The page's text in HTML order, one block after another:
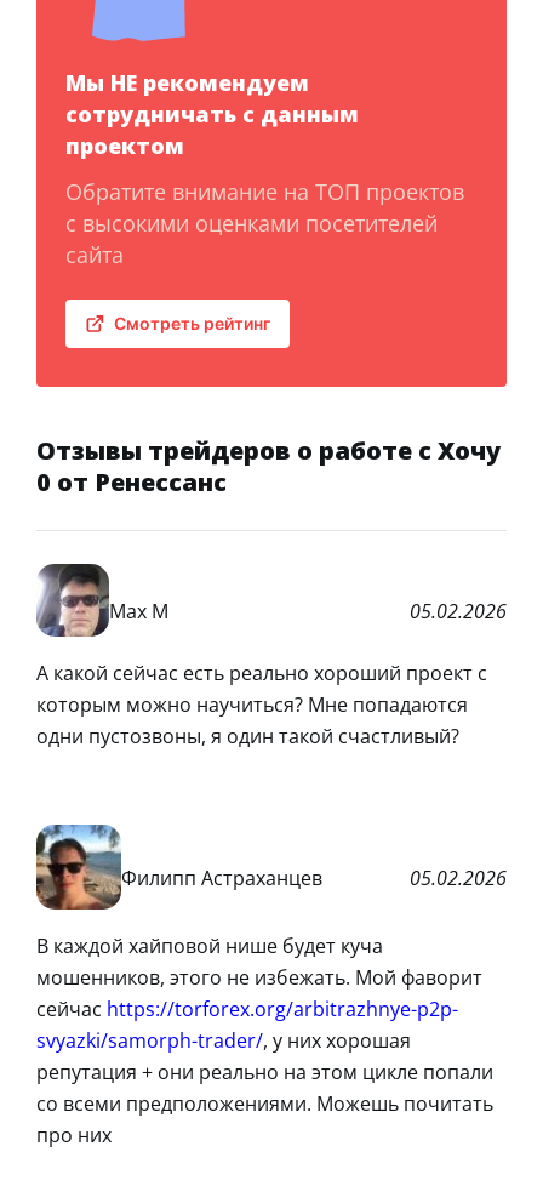
Мы НЕ рекомендуем
сотрудничать с данным
проектом
Обратите внимание на ТОП проектов
с высокими оценками посетителей
сайта
Смотреть рейтинг
Отзывы трейдеров о работе с Хочу
0 от Ренессанс
Max M 05.02.2026
А какой сейчас есть реально хороший проект с
которым можно научиться? Мне попадаются
одни пустозвоны, я один такой счастливый?
Филипп Астраханцев 05.02.2026
В каждой хайповой нише будет куча
мошенников, этого не избежать. Мой фаворит
сейчас https://torforex.org/arbitrazhnye-p2p-
svyazki/samorph-trader/, у них хорошая
репутация + они реально на этом цикле попали
со всеми предположениями. Можешь почитать
про них